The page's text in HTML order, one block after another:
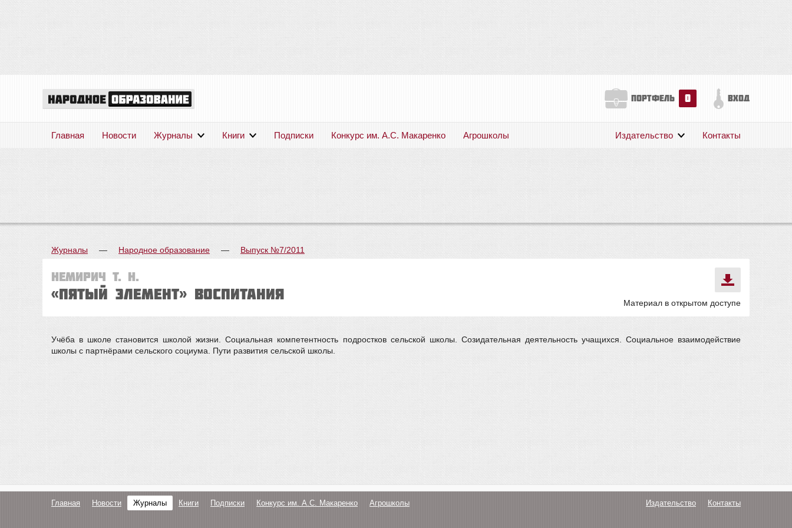
портфель 0 вход
Главная Новости Журналы Книги Подписки Конкурс им. А.С. Макаренко Агрошколы Издательство Контакты
Журналы — Народное образование — Выпуск №7/2011
Немирич Т. Н.
«Пятый элемент» воспитания
Материал в открытом доступе
Учёба в школе становится школой жизни. Социальная компетентность подростков сельской школы. Созидательная деятельность учащихся. Социальное взаимодействие
школы с партнёрами сельского социума. Пути развития сельской школы.
Главная Новости Журналы Книги Подписки Конкурс им. А.С. Макаренко Агрошколы Издательство Контакты